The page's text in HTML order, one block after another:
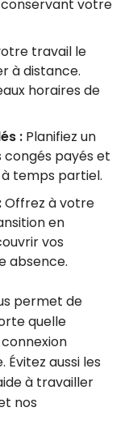
votre
travail le
à distance.
horaires de
: Planifiez un
congés payés et
temps partiel.
Offrez à votre
en
vos
absence.
permet de
quelle
aussi les
à travailler
nos